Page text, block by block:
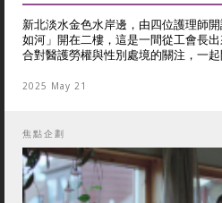
新北淡水金色水岸邊，由四位護理師
如河」開在二樓，這是一間從工會長
合對醫護勞權與性別處境的關注，一起
2025 May 21
焦點企劃